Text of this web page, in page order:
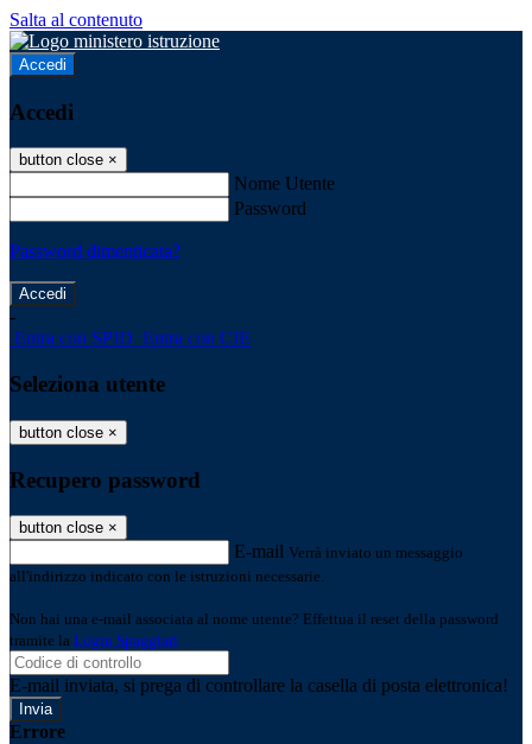
Salta al contenuto
Accedi
Accedi
button close ×
Nome Utente
Password
Password dimenticata?
-
Entra con SPID Entra con CIE
Seleziona utente
button close ×
Recupero password
button close ×
E-mail Verrà inviato un messaggio
all'indirizzo indicato con le istruzioni necessarie.
Non hai una e-mail associata al nome utente? Effettua il reset della password
tramite la Login Spaggiari
E-mail inviata, si prega di controllare la casella di posta elettronica!
Errore